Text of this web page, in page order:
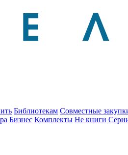
Библиотекам Совместные
Бизнес Комплекты Не книги